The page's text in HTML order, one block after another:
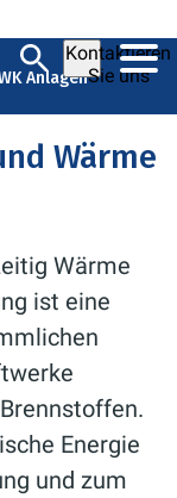
Kontaktieren
Sie uns
Anlagen
Wärme
Wärme
ist eine
Energie
und zum